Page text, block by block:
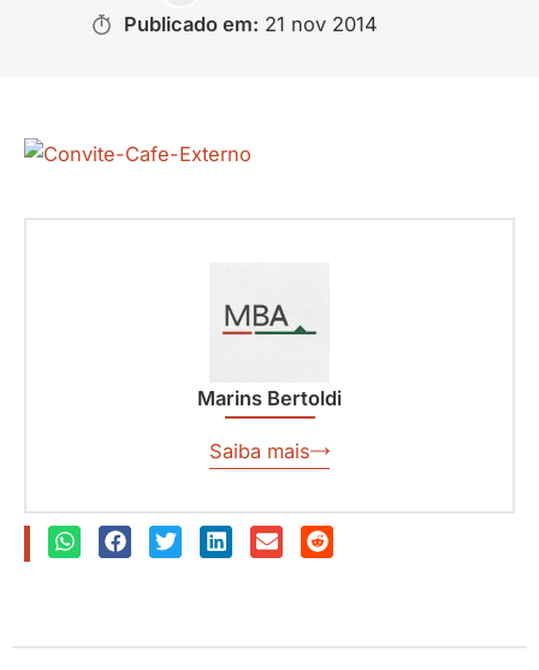
Publicado em: 21 nov 2014
Marins Bertoldi
Saiba mais